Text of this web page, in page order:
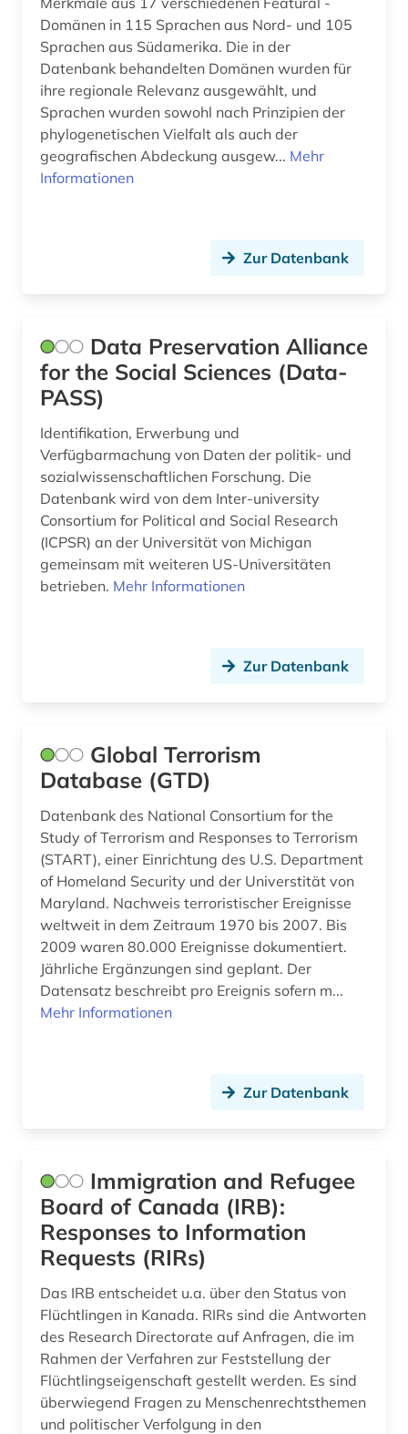
politik (9)
politikwissenschaft (3)
politische presse (1)
politische soziologie (1)
preisdatenbank (1)
primärquellen (1)
prosa (1)
publizistik (1)
quelle (8)
recht (1)
regionale geografie (2)
regionalwirtschaft (2)
religion (1)
religionsfreiheit (1)
religionswissenschaft (1)
römisches reich (1)
schwarze (6)
schwarze lyrik (1)
seemann (1)
sicherheitspolitik (1)
sklavenhandel (1)
sklaverei (2)
Domänen in 115 Sprachen aus Nord- und 105
Sprachen aus Südamerika. Die in der
Datenbank behandelten Domänen wurden für
ihre regionale Relevanz ausgewählt, und
Sprachen wurden sowohl nach Prinzipien der
phylogenetischen Vielfalt als auch der
geografischen Abdeckung ausgew... Mehr
Informationen
Zur Datenbank
Data Preservation Alliance
for the Social Sciences (Data-
PASS)
Identifikation, Erwerbung und
Verfügbarmachung von Daten der politik- und
sozialwissenschaftlichen Forschung. Die
Datenbank wird von dem Inter-university
Consortium for Political and Social Research
(ICPSR) an der Universität von Michigan
gemeinsam mit weiteren US-Universitäten
betrieben. Mehr Informationen
Zur Datenbank
Global Terrorism
Database (GTD)
Datenbank des National Consortium for the
Study of Terrorism and Responses to Terrorism
(START), einer Einrichtung des U.S. Department
of Homeland Security und der Universtität von
Maryland. Nachweis terroristischer Ereignisse
weltweit in dem Zeitraum 1970 bis 2007. Bis
2009 waren 80.000 Ereignisse dokumentiert.
Jährliche Ergänzungen sind geplant. Der
Datensatz beschreibt pro Ereignis sofern m...
Mehr Informationen
Zur Datenbank
Immigration and Refugee
Board of Canada (IRB):
Responses to Information
Requests (RIRs)
Das IRB entscheidet u.a. über den Status von
Flüchtlingen in Kanada. RIRs sind die Antworten
des Research Directorate auf Anfragen, die im
Rahmen der Verfahren zur Feststellung der
Flüchtlingseigenschaft gestellt werden. Es sind
überwiegend Fragen zu Menschenrechtsthemen
und politischer Verfolgung in den